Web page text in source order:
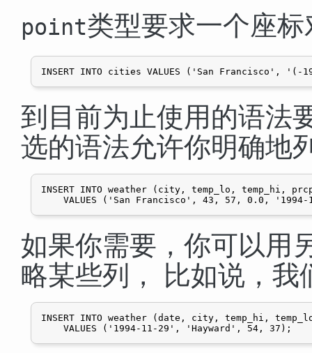
point类型要求一个座
到目前为止使用的语法
选的语法允许你明确地
INSERT INTO weather (city, temp_lo, temp_hi,
如果你需要，你可以用
略某些列， 比如说，
INSERT INTO weather (date, city, temp_hi,